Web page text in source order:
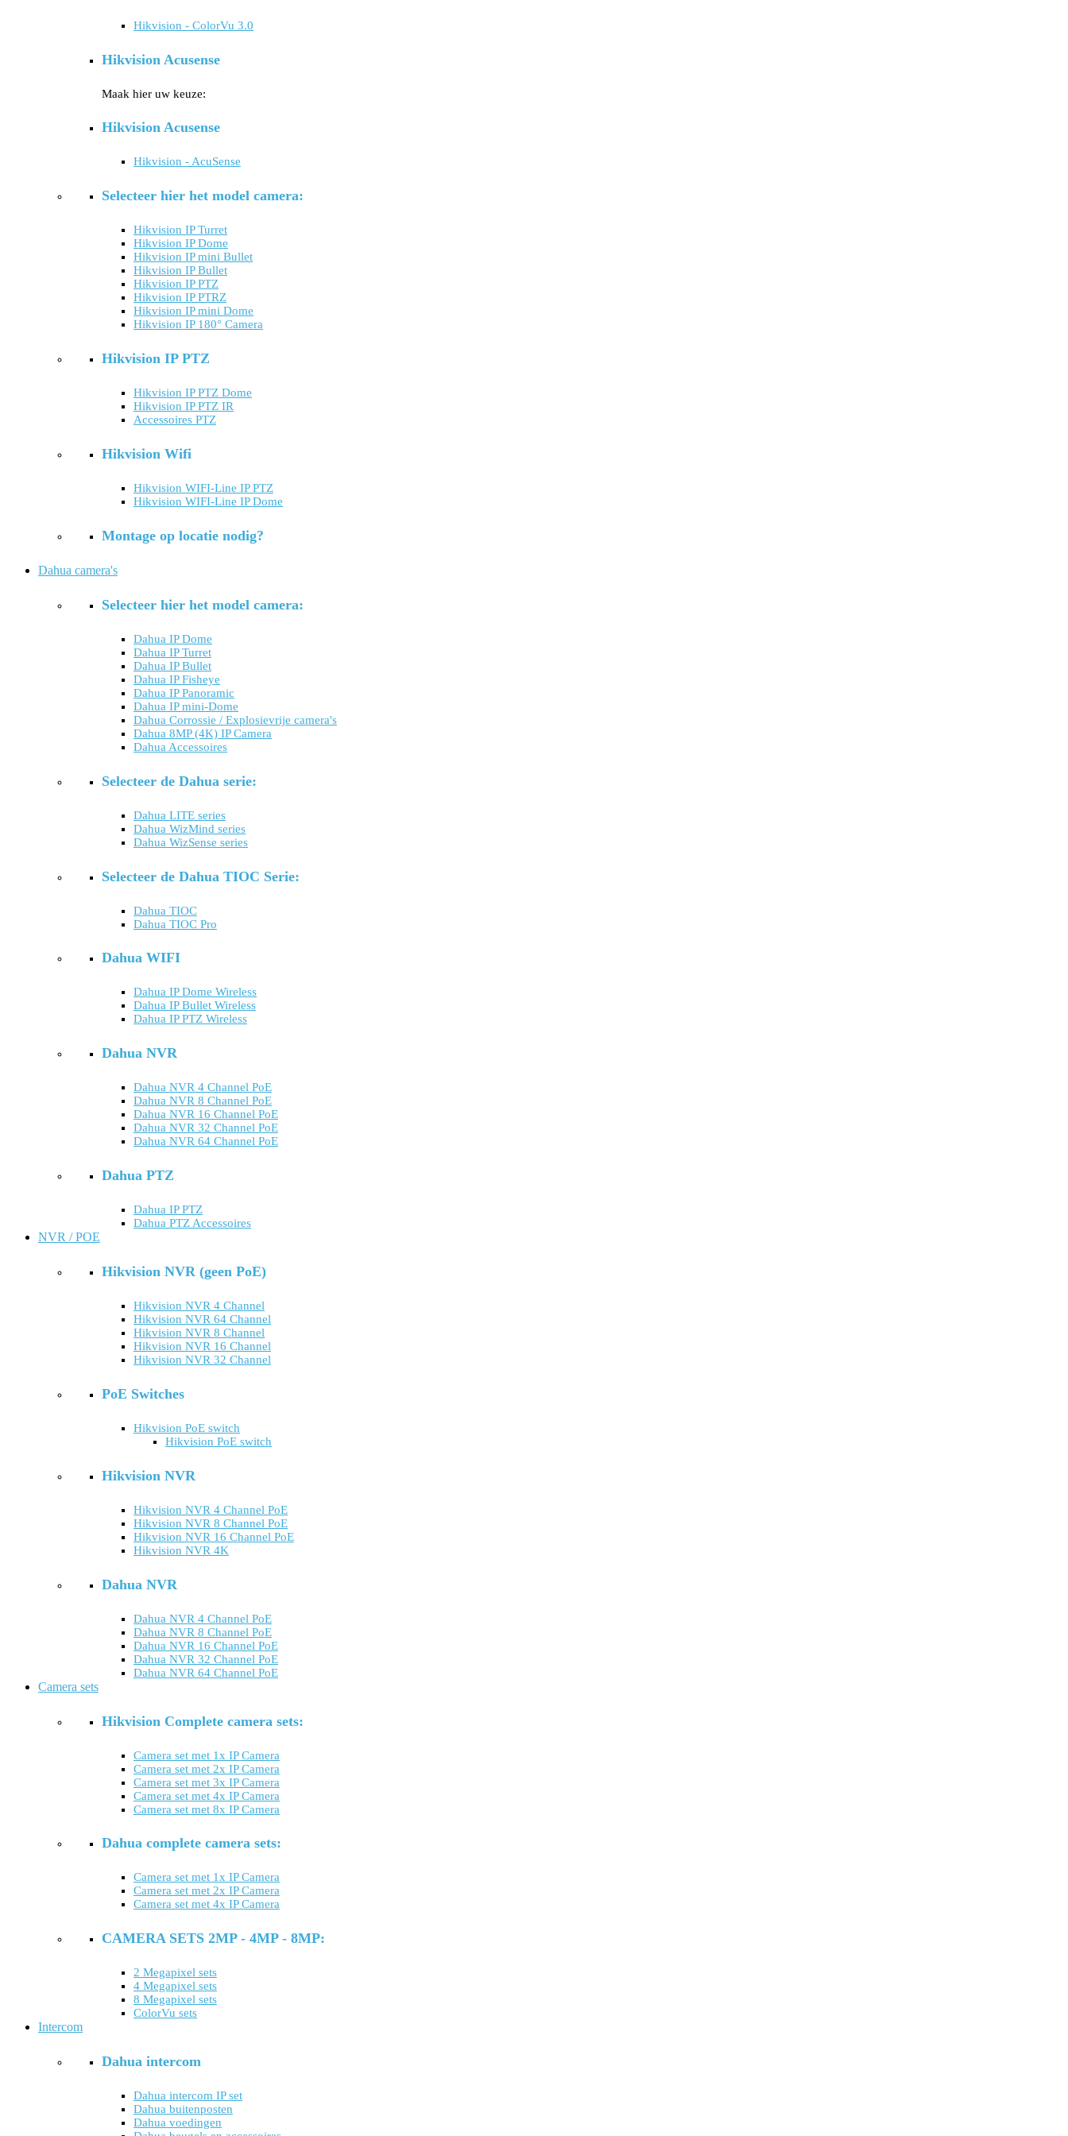
Hikvision - ColorVu 3.0
Hikvision Acusense
Maak hier uw keuze:
Hikvision Acusense
Hikvision - AcuSense
Selecteer hier het model camera:
Hikvision IP Turret
Hikvision IP Dome
Hikvision IP mini Bullet
Hikvision IP Bullet
Hikvision IP PTZ
Hikvision IP PTRZ
Hikvision IP mini Dome
Hikvision IP 180° Camera
Hikvision IP PTZ
Hikvision IP PTZ Dome
Hikvision IP PTZ IR
Accessoires PTZ
Hikvision Wifi
Hikvision WIFI-Line IP PTZ
Hikvision WIFI-Line IP Dome
Montage op locatie nodig?
Dahua camera's
Selecteer hier het model camera:
Dahua IP Dome
Dahua IP Turret
Dahua IP Bullet
Dahua IP Fisheye
Dahua IP Panoramic
Dahua IP mini-Dome
Dahua Corrossie / Explosievrije camera's
Dahua 8MP (4K) IP Camera
Dahua Accessoires
Selecteer de Dahua serie:
Dahua LITE series
Dahua WizMind series
Dahua WizSense series
Selecteer de Dahua TIOC Serie:
Dahua TIOC
Dahua TIOC Pro
Dahua WIFI
Dahua IP Dome Wireless
Dahua IP Bullet Wireless
Dahua IP PTZ Wireless
Dahua NVR
Dahua NVR 4 Channel PoE
Dahua NVR 8 Channel PoE
Dahua NVR 16 Channel PoE
Dahua NVR 32 Channel PoE
Dahua NVR 64 Channel PoE
Dahua PTZ
Dahua IP PTZ
Dahua PTZ Accessoires
NVR / POE
Hikvision NVR (geen PoE)
Hikvision NVR 4 Channel
Hikvision NVR 64 Channel
Hikvision NVR 8 Channel
Hikvision NVR 16 Channel
Hikvision NVR 32 Channel
PoE Switches
Hikvision PoE switch
Hikvision PoE switch
Hikvision NVR
Hikvision NVR 4 Channel PoE
Hikvision NVR 8 Channel PoE
Hikvision NVR 16 Channel PoE
Hikvision NVR 4K
Dahua NVR
Dahua NVR 4 Channel PoE
Dahua NVR 8 Channel PoE
Dahua NVR 16 Channel PoE
Dahua NVR 32 Channel PoE
Dahua NVR 64 Channel PoE
Camera sets
Hikvision Complete camera sets:
Camera set met 1x IP Camera
Camera set met 2x IP Camera
Camera set met 3x IP Camera
Camera set met 4x IP Camera
Camera set met 8x IP Camera
Dahua complete camera sets:
Camera set met 1x IP Camera
Camera set met 2x IP Camera
Camera set met 4x IP Camera
CAMERA SETS 2MP - 4MP - 8MP:
2 Megapixel sets
4 Megapixel sets
8 Megapixel sets
ColorVu sets
Intercom
Dahua intercom
Dahua intercom IP set
Dahua buitenposten
Dahua voedingen